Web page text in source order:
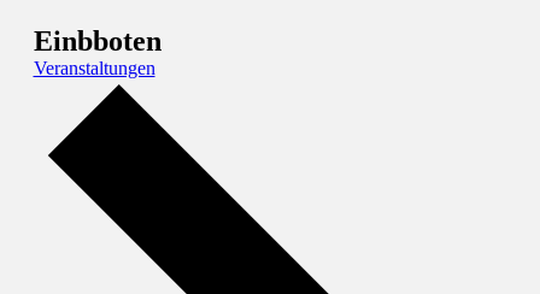
Einbboten
Veranstaltungen